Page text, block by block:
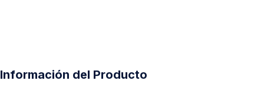
Información del Producto